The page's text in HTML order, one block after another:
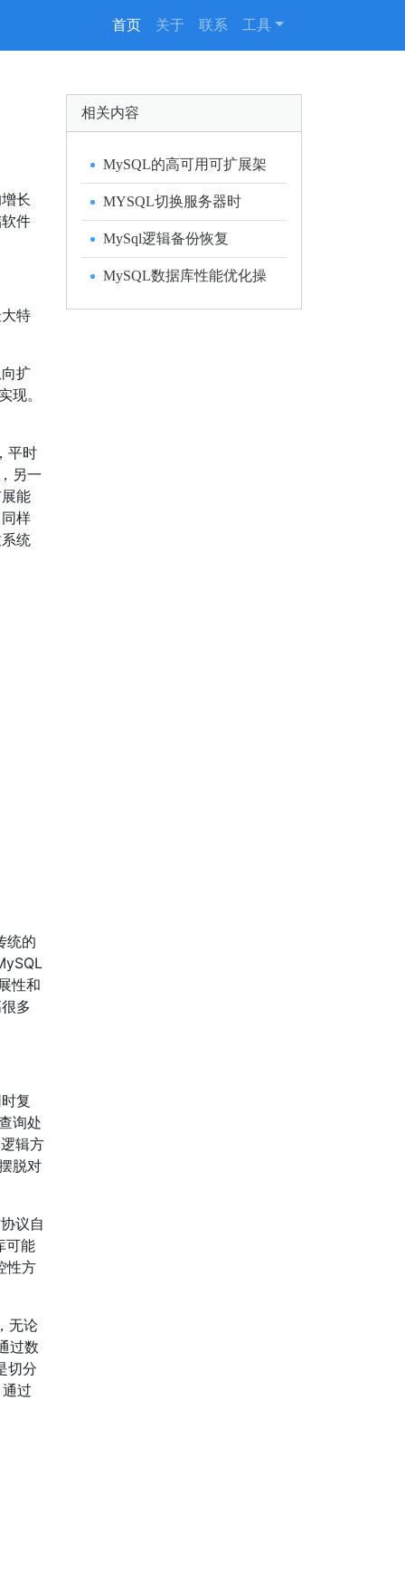
首页(current)
关于 联系 工具
长
件
特
扩
现。
平时
另一
能
样
统
统的
性和
多
复
询处
辑方
脱对
议自
可能
性方
无论
过数
切分
过
相关内容
MySQL的高可用可扩展架
构探讨
MYSQL切换服务器时
Incorrect information in file
的异常处理
MySql逻辑备份恢复
MySQL数据库性能优化操